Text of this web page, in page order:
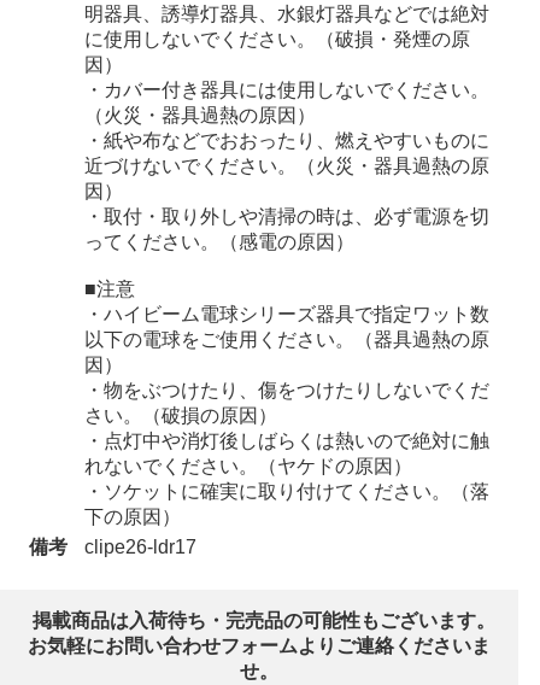
明器具、誘導灯器具、水銀灯器具などでは絶対
に使用しないでください。（破損・発煙の原
因）
・カバー付き器具には使用しないでください。
（火災・器具過熱の原因）
・紙や布などでおおったり、燃えやすいものに
近づけないでください。（火災・器具過熱の原
因）
・取付・取り外しや清掃の時は、必ず電源を切
ってください。（感電の原因）
■注意
・ハイビーム電球シリーズ器具で指定ワット数
以下の電球をご使用ください。（器具過熱の原
因）
・物をぶつけたり、傷をつけたりしないでくだ
さい。（破損の原因）
・点灯中や消灯後しばらくは熱いので絶対に触
れないでください。（ヤケドの原因）
・ソケットに確実に取り付けてください。（落
下の原因）
備考
clipe26-ldr17
掲載商品は入荷待ち・完売品の可能性もございます。
お気軽にお問い合わせフォームよりご連絡くださいま
せ。